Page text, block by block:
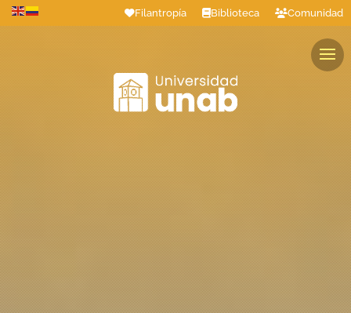
Filantropía Biblioteca Comunidad
Estudiantes Profesores Colaboradores Graduados